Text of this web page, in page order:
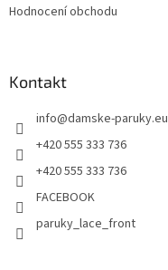
Hodnocení obchodu
Kontakt
info@damske-paruky.eu
+420 555 333 736
+420 555 333 736
FACEBOOK
paruky_lace_front